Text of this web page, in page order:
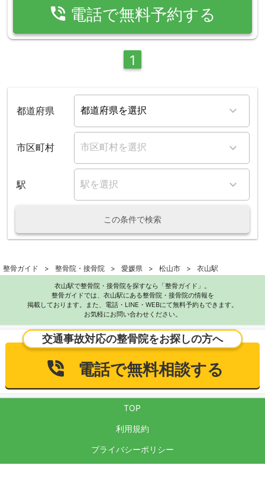
phone_in_talk 電話で無料予約する
1
都道府県
市区町村
駅
この条件で検索
整骨ガイド 整骨院・接骨院 愛媛県 松山市 衣山駅
衣山駅で整骨院・接骨院を探すなら「整骨ガイド」。
整骨ガイドでは、衣山駅にある整骨院・接骨院の情報を
掲載しております。また、電話・LINE・WEBにて無料予約もできます。
お気軽にお問い合わせください。
交通事故対応の整骨院をお探しの方へ
電話で無料相談する
TOP
利用規約
プライバシーポリシー